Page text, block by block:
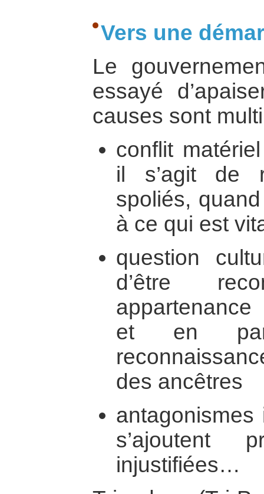
Vers une
Le
essayé
causes sont
conflit
il s’agit de
spoliés, quand
à ce qui est
question
d’être
et en
des ancêtres
s’ajoutent
injustifiées…